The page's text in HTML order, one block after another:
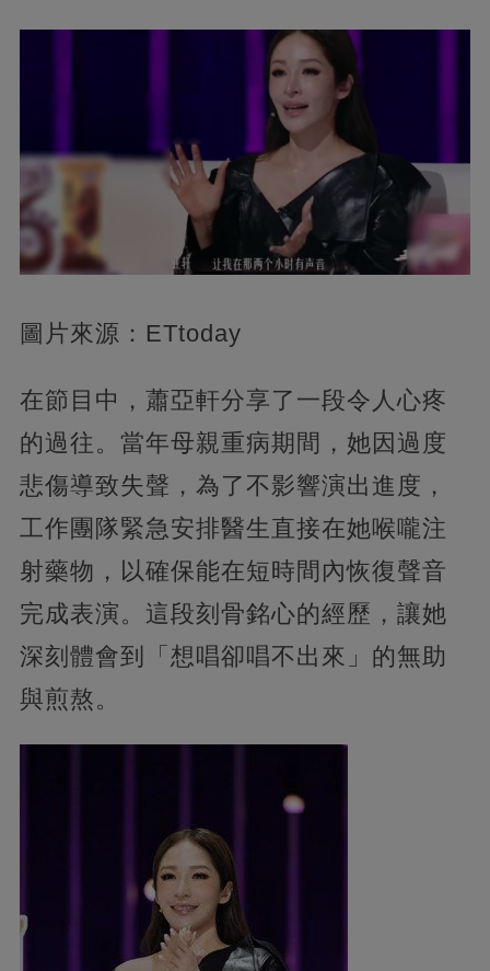
圖片來源：ETtoday
在節目中，蕭亞軒分享了一段令人心疼
的過往。當年母親重病期間，她因過度
悲傷導致失聲，為了不影響演出進度，
工作團隊緊急安排醫生直接在她喉嚨注
射藥物，以確保能在短時間內恢復聲音
完成表演。這段刻骨銘心的經歷，讓她
深刻體會到「想唱卻唱不出來」的無助
與煎熬。